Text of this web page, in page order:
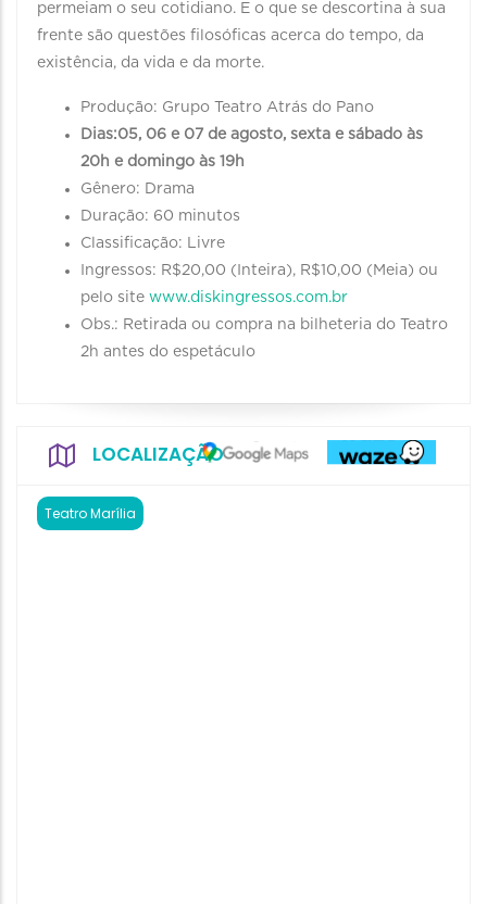
permeiam o seu cotidiano. E o que se descortina à sua
frente são questões filosóficas acerca do tempo, da
existência, da vida e da morte.
Produção: Grupo Teatro Atrás do Pano
Dias:05, 06 e 07 de agosto, sexta e sábado às
20h e domingo às 19h
Gênero: Drama
Duração: 60 minutos
Classificação: Livre
Ingressos: R$20,00 (Inteira), R$10,00 (Meia) ou
pelo site www.diskingressos.com.br
Obs.: Retirada ou compra na bilheteria do Teatro
2h antes do espetáculo
LOCALIZAÇÃO
Teatro Marília